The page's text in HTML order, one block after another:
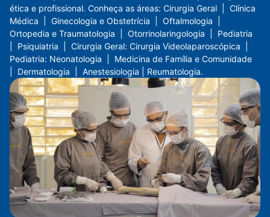
ética e profissional. Conheça as áreas: Cirurgia Geral | Clínica
Médica | Ginecologia e Obstetrícia | Oftalmologia |
Ortopedia e Traumatologia | Otorrinolaringologia | Pediatria
| Psiquiatria | Cirurgia Geral: Cirurgia Videolaparoscópica |
Pediatria: Neonatologia | Medicina de Família e Comunidade
| Dermatologia | Anestesiologia | Reumatologia.